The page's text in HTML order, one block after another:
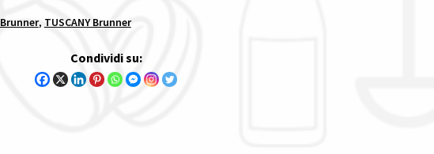
, TUSCANY Brunner
Condividi su: